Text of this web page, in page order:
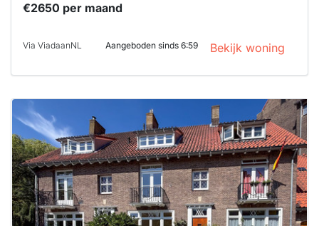
€2650 per maand
Via ViadaanNL Aangeboden sinds 6:59 Bekijk woning
Deze woning
is
waarschijnlijk
al verhuurd
Om kans te
maken moet je
binnen 15
minuten
reageren.
Stekkies helpt
je hierbij!